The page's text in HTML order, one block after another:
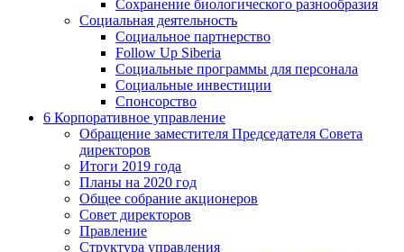
Сохранение биологического разнообразия
Социальная деятельность
Социальное партнерство
Follow Up Siberia
Социальные программы для персонала
Социальные инвестиции
Спонсорство
6 Корпоративное управление
Обращение заместителя Председателя Совета
директоров
Итоги 2019 года
Планы на 2020 год
Общее собрание акционеров
Совет директоров
Правление
Структура управления